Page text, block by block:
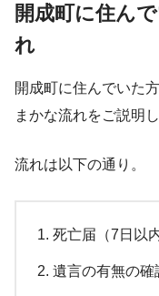
開成町に住ん
れ
開成町に住んでいた
まかな流れをご説明し
流れは以下の通り。
死亡届（7日以内
遺言の有無の確